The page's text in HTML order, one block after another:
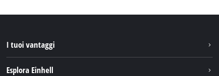
I tuoi vantaggi
Esplora Einhell